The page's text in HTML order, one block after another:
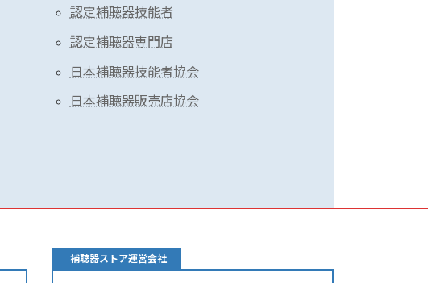
認定補聴器技能者
認定補聴器専門店
日本補聴器技能者協会
日本補聴器販売店協会
補聴器ストア運営会社